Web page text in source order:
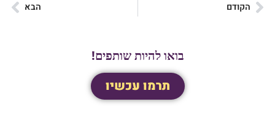
הקודם הבא
בואו להיות שותפים!
תרמו עכשיו